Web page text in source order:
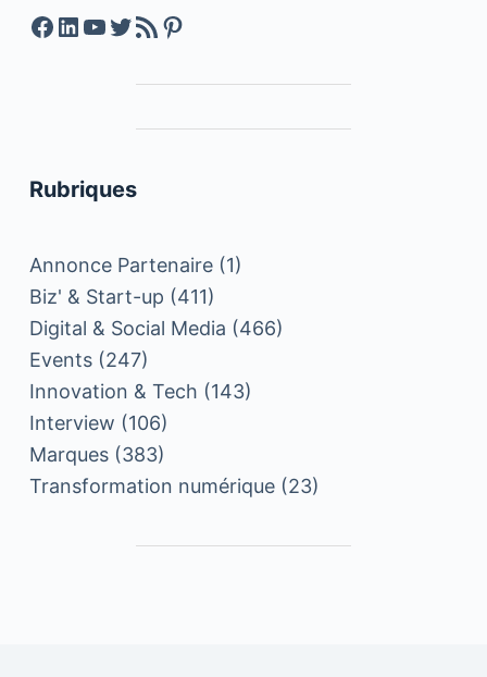
Facebook
LinkedIn
YouTube
Twitter
Feed RSSPinterest
Rubriques
Annonce Partenaire(1)
Biz' & Start-up (411)
Digital & Social Media (466)
Events(247)
Innovation & Tech (143)
Interview (106)
Marques(383)
Transformation numérique(23)